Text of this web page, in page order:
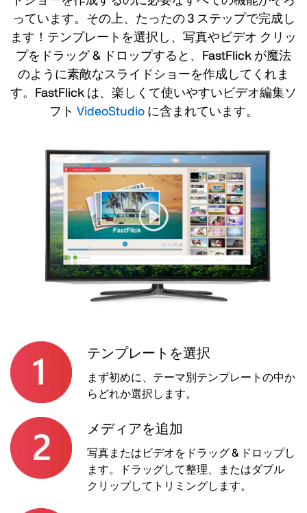
っています。その上、たったの 3 ステップで完成し
ます！テンプレートを選択し、写真やビデオ クリッ
プをドラッグ & ドロップすると、FastFlick が魔法
のように素敵なスライドショーを作成してくれま
す。FastFlick は、楽しくて使いやすいビデオ編集ソ
フト VideoStudioに含まれています。
テンプレートを選択
まず初めに、テーマ別テンプレートの中か
らどれか選択します。
メディアを追加
写真またはビデオをドラッグ & ドロップし
ます。ドラッグして整理、またはダブル
クリップしてトリミングします。